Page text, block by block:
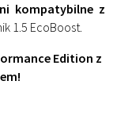
kompatybilne z
1.5 EcoBoost.
Edition z